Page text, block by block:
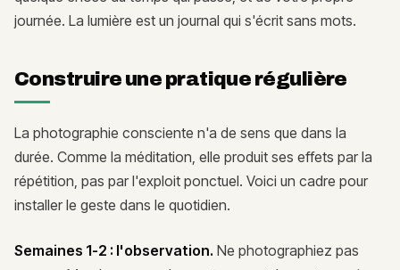
journée. La lumière est un journal qui s'écrit sans mots.
Construire une pratique régulière
La photographie consciente n'a de sens que dans la
durée. Comme la méditation, elle produit ses effets par la
répétition, pas par l'exploit ponctuel. Voici un cadre pour
installer le geste dans le quotidien.
Semaines 1-2 : l'observation. Ne photographiez pas